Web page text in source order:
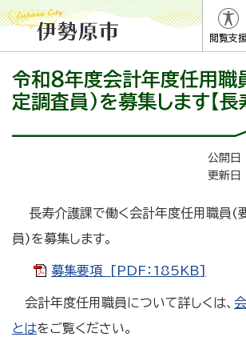
閲覧支
令和８年度会計年度任用
定調査員)を募集します【長
公開
更新
長寿介護課で働く会計年度任用職員(
員)を募集します。
募集要項 [PDF：185KB]
会計年度任用職員について詳しくは、
とはをご覧ください。